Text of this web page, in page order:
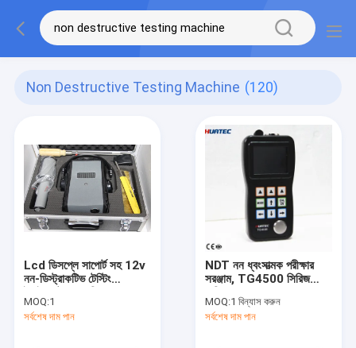
Non Destructive Testing Machine (120)
Lcd ডিসপ্লে সাপোর্ট সহ 12v
নন-ডিস্ট্রাকটিভ টেস্টিং
MOQ:1
সর্বশেষ দাম পান
NDT নন ধ্বংসাত্মক পরীক্ষার
সরঞ্জাম, TG4500 সিরিজ
MOQ:1 বিন্যাস করুন
সর্বশেষ দাম পান